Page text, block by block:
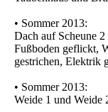
• Sommer 2013:
Dach auf Scheune
Fußboden geflickt,
gestrichen, Elektrik
• Sommer 2013:
Weide 1 und Weide